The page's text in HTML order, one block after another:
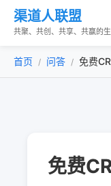
渠道人联盟
共聚、共创、共享、共赢的
首页 / 问答 / 免费
免费